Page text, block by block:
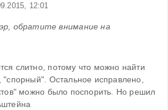
12:01
обратите внимание на
слитно, потому что можно найти
Остальное исправлено,
можно было поспорить. Но решил